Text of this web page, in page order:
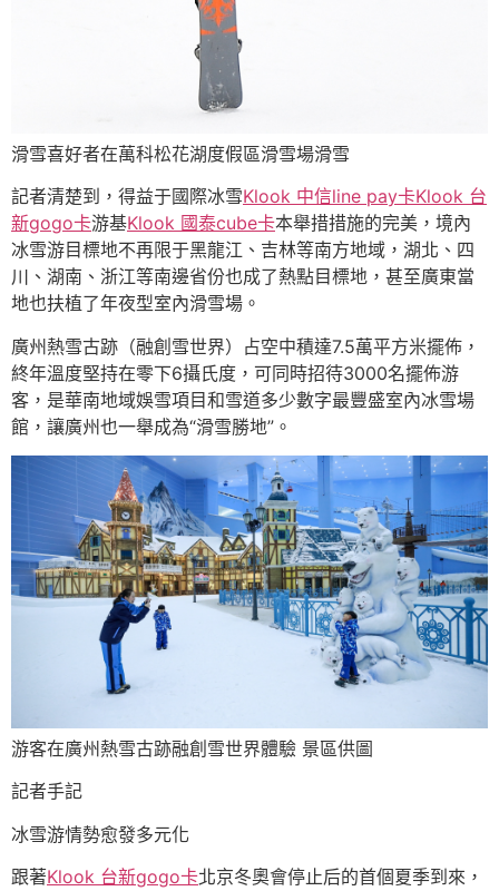
滑雪喜好者在萬科松花湖度假區滑雪場滑雪
記者清楚到，得益于國際冰雪Klook 中信line pay卡Klook 台
新gogo卡游基Klook 國泰cube卡本舉措措施的完美，境內
冰雪游目標地不再限于黑龍江、吉林等南方地域，湖北、四
川、湖南、浙江等南邊省份也成了熱點目標地，甚至廣東當
地也扶植了年夜型室內滑雪場。
廣州熱雪古跡（融創雪世界）占空中積達7.5萬平方米擺佈，
終年溫度堅持在零下6攝氏度，可同時招待3000名擺佈游
客，是華南地域娛雪項目和雪道多少數字最豐盛室內冰雪場
館，讓廣州也一舉成為“滑雪勝地”。
游客在廣州熱雪古跡融創雪世界體驗 景區供圖
記者手記
冰雪游情勢愈發多元化
跟著Klook 台新gogo卡北京冬奧會停止后的首個夏季到來，